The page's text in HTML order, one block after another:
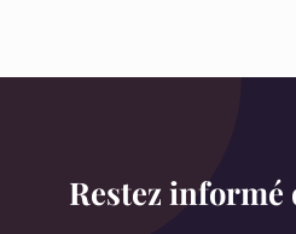
Restez informé